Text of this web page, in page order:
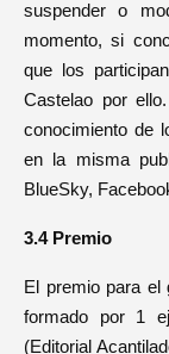
suspender o
momento, si
que los
Castelao por
conocimiento de
en la misma
BlueSky,
3.4 Premio
El premio para el
formado por 1
(Editorial